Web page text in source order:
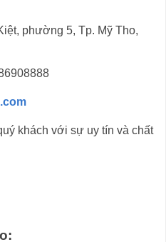
phường 5, Tp. Mỹ Tho,
khách với sự uy tín và chất